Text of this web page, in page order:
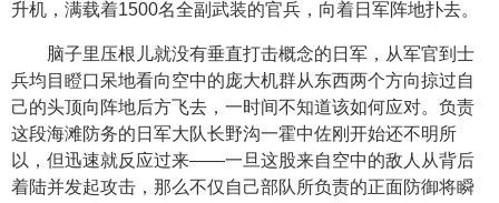
升机，满载着1500名全副武装的官兵，向着日军阵地扑去。
脑子里压根儿就没有垂直打击概念的日军，从军官到士
兵均目瞪口呆地看向空中的庞大机群从东西两个方向掠过自
己的头顶向阵地后方飞去，一时间不知道该如何应对。负责
这段海滩防务的日军大队长野沟一霍中佐刚开始还不明所
以，但迅速就反应过来——一旦这股来自空中的敌人从背后
着陆并发起攻击，那么不仅自己部队所负责的正面防御将瞬